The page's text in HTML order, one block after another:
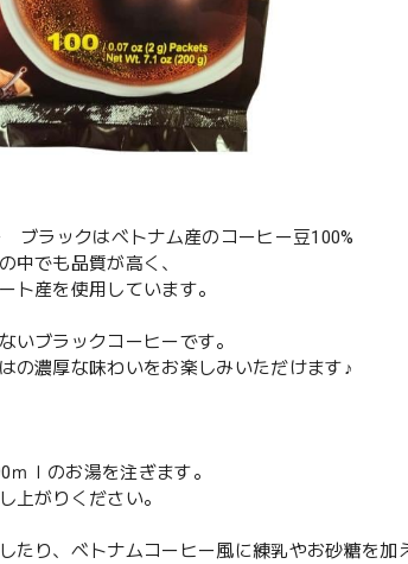
ブラックはベトナム産のコーヒー豆100%
中でも品質が高く、
ト産を使用しています。
いブラックコーヒーです。
の濃厚な味わいをお楽しみいただけます♪
ｌのお湯を注ぎます。
上がりください。
たり、ベトナムコーヒー風に練乳やお砂糖を加